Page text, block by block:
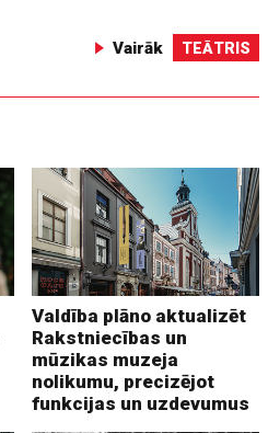
Vairāk TEĀTRIS
Valdība plāno aktualizēt
Rakstniecības un
mūzikas muzeja
nolikumu, precizējot
funkcijas un uzdevumus